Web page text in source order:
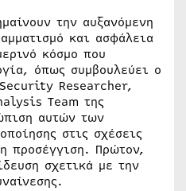
την αυξανόμενη
και ασφάλεια
κόσμο που
όπως συμβουλεύει ο
Researcher,
Team της
αυτών των
στις σχέσεις
προσέγγιση. Πρώτον,
σχετικά με την